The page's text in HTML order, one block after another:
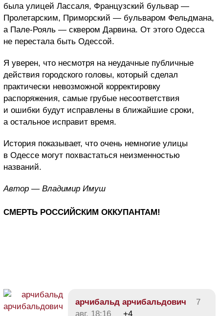
была улицей Лассаля, Французский бульвар —
Пролетарским, Приморский — бульваром Фельдмана,
а Пале-Рояль — сквером Дарвина. От этого Одесса
не перестала быть Одессой.
Я уверен, что несмотря на неудачные публичные
действия городского головы, который сделал
практически невозможной корректировку
распоряжения, самые грубые несоответствия
и ошибки будут исправлены в ближайшие сроки,
а остальное исправит время.
История показывает, что очень немногие улицы
в Одессе могут похвастаться неизменностью
названий.
Автор — Владимир Имуш
СМЕРТЬ РОССИЙСКИМ ОККУПАНТАМ!
арчибальд арчибальдович
7
авг, 18:16
+4